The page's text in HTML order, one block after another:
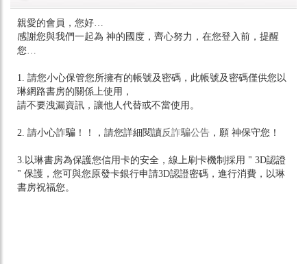
親愛的會員，您好…
感謝您與我們一起為 神的國度，齊心努力，在您登入前，提醒
您…
1. 請您小心保管您所擁有的帳號及密碼，此帳號及密碼僅供您以
琳網路書房的關係上使用，
請不要洩漏資訊，讓他人代替或不當使用。
2. 請小心詐騙！！，請您詳細閱讀反詐騙公告 ，願 神保守您！
3.以琳書房為保護您信用卡的安全，線上刷卡機制採用 " 3D認證
" 保護，您可與您原發卡銀行申請3D認證密碼，進行消費，以琳
書房祝福您。